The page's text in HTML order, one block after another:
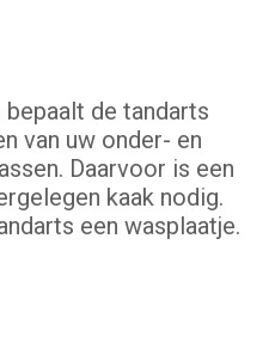
de tandarts
van uw onder- en
Daarvoor is een
kaak nodig.
een wasplaatje.